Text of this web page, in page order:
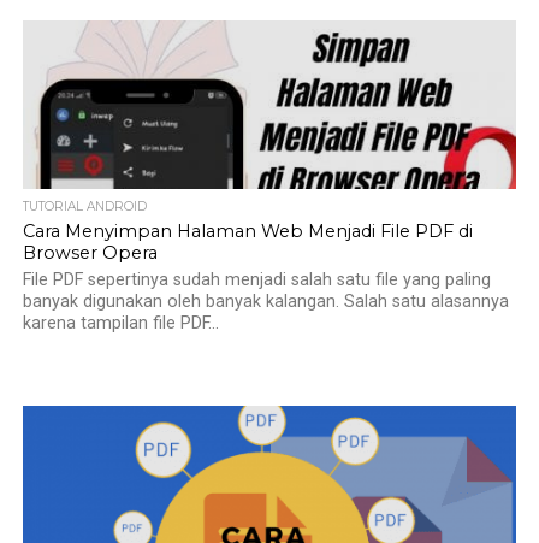
TUTORIAL ANDROID
Cara Menyimpan Halaman Web Menjadi File PDF di
Browser Opera
File PDF sepertinya sudah menjadi salah satu file yang paling
banyak digunakan oleh banyak kalangan. Salah satu alasannya
karena tampilan file PDF...